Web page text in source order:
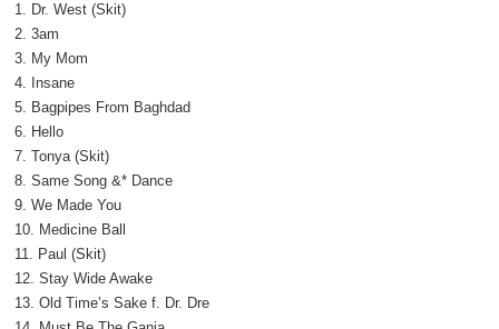
1. Dr. West (Skit)
2. 3am
3. My Mom
4. Insane
5. Bagpipes From Baghdad
6. Hello
7. Tonya (Skit)
8. Same Song &* Dance
9. We Made You
10. Medicine Ball
11. Paul (Skit)
12. Stay Wide Awake
13. Old Time’s Sake f. Dr. Dre